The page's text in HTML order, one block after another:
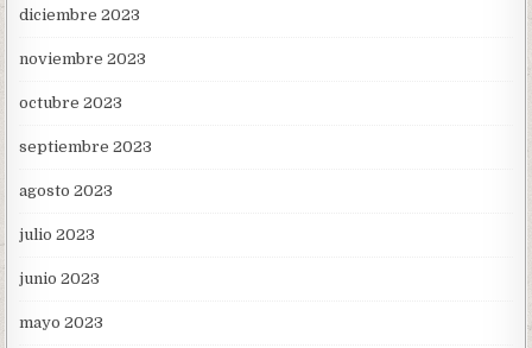
diciembre 2023
noviembre 2023
octubre 2023
septiembre 2023
agosto 2023
julio 2023
junio 2023
mayo 2023